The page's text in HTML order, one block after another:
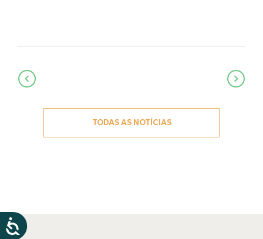
Navegação
Post
TODAS AS NOTÍCIAS